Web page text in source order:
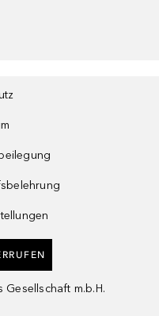
Gesellschaft m.b.H.